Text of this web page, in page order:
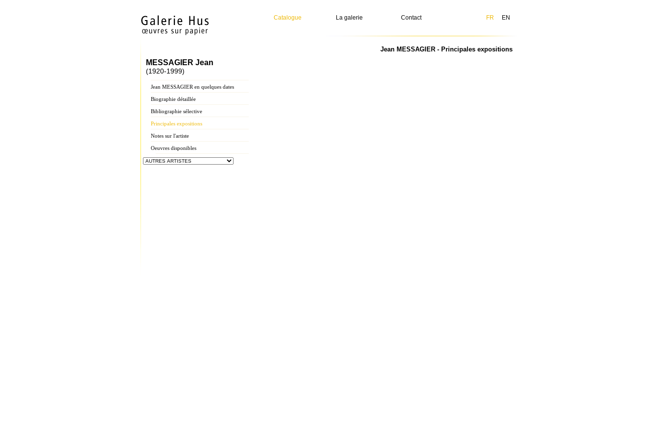
Catalogue La galerie Contact FR EN
MESSAGIER Jean
(1920-1999)
Jean MESSAGIER en quelques dates
Biographie détaillée
Bibliographie sélective
Principales expositions
Notes sur l'artiste
Oeuvres disponibles
Jean MESSAGIER - Principales expositions